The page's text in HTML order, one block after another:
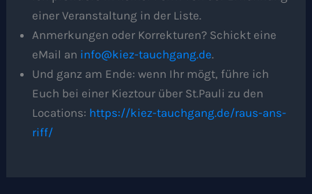
einer Veranstaltung in der Liste.
Anmerkungen oder Korrekturen? Schickt eine
eMail an info@kiez-tauchgang.de.
Und ganz am Ende: wenn Ihr mögt, führe ich
Euch bei einer Kieztour über St.Pauli zu den
Locations: https://kiez-tauchgang.de/raus-ans-
riff/